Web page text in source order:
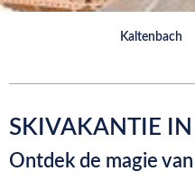
Kaltenbach
SKIVAKANTIE
Ontdek de magie